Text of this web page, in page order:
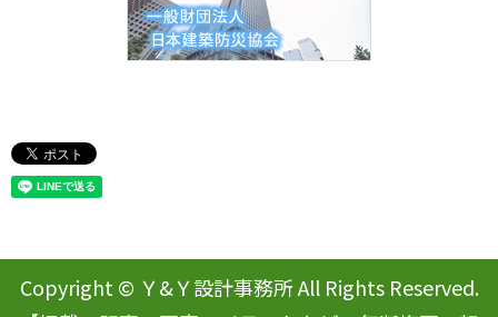
Copyright © Ｙ&Ｙ設計事務所 All Rights Reserved.